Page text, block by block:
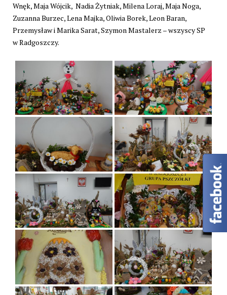
Wnęk, Maja Wójcik, Nadia Żytniak, Milena Loraj, Maja Noga,
Zuzanna Burzec, Lena Majka, Oliwia Borek, Leon Baran,
Przemysław i Marika Sarat, Szymon Mastalerz – wszyscy SP
w Radgoszczy.